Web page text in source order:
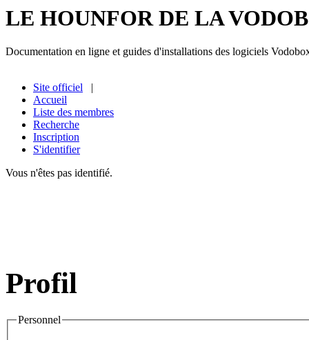
LE HOUNFOR DE LA
Documentation en ligne et guides d'installations des logiciels
Site officiel |
Accueil
Liste des membres
Recherche
Inscription
S'identifier
Vous n'êtes pas identifié.
Profil
Personnel